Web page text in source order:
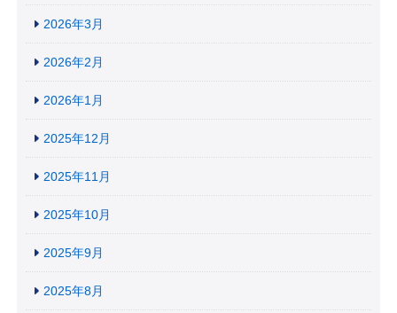
2026年3月
2026年2月
2026年1月
2025年12月
2025年11月
2025年10月
2025年9月
2025年8月